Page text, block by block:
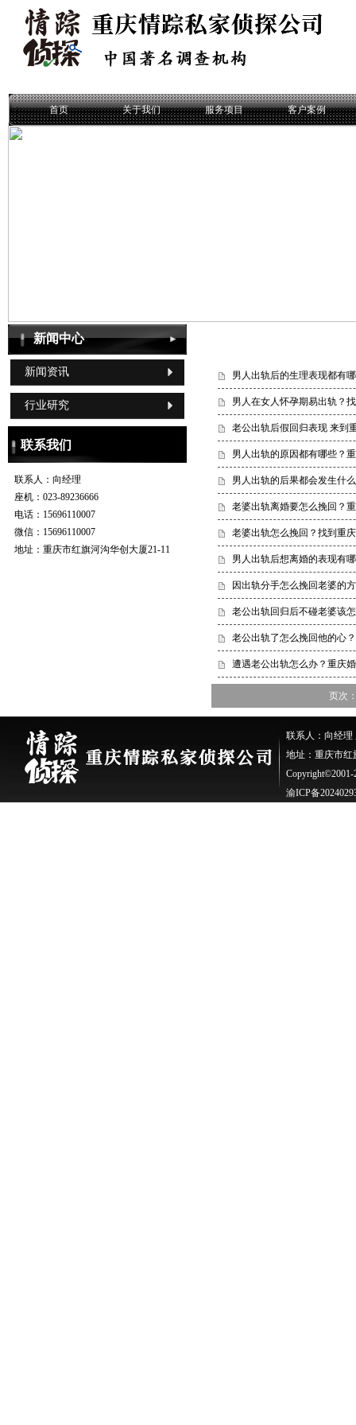
首页 关于我们 服务项目 客户案例
新闻中心
新闻资讯
行业研究
联系我们
联系人： 向经理
座机： 023-89236666
电话： 15696110007
微信： 15696110007
地址： 重庆市红旗河沟华创大厦21-11
男人出轨后的生理表现都有
男人在女人怀孕期易出轨？
老公出轨后假回归表现 来到
男人出轨的原因都有哪些？
男人出轨的后果都会发生什
老婆出轨离婚要怎么挽回？
老婆出轨怎么挽回？找到重
男人出轨后想离婚的表现有
因出轨分手怎么挽回老婆的
老公出轨回归后不碰老婆该
老公出轨了怎么挽回他的心
遭遇老公出轨怎么办？重庆
页次
联系人：向经理
地址：重庆市红
Copyright©2001-
渝ICP备